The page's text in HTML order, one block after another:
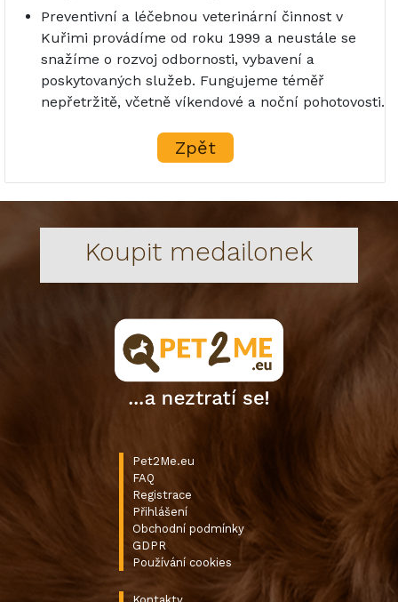
Preventivní a léčebnou veterinární činnost v
Kuřimi provádíme od roku 1999 a neustále se
snažíme o rozvoj odbornosti, vybavení a
poskytovaných služeb. Fungujeme téměř
nepřetržitě, včetně víkendové a noční pohotovosti.
Zpět
Koupit medailonek
Pet2Me.eu
FAQ
Registrace
Přihlášení
Obchodní podmínky
GDPR
Používání cookies